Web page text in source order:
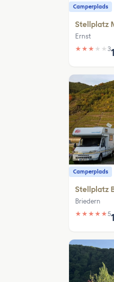
Camperplads
Stellplatz
Ernst
★ ★ ★ ★ ★ 3
Camperplads
Stellplatz
Briedern
★ ★ ★ ★ ★5